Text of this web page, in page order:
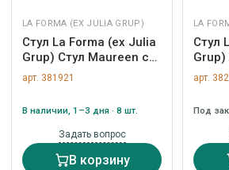
LA FORMA (ЕХ JULIA GRUP)
Стул La Forma (ех Julia
Grup) Стул Maureen со
шпоном ореха и
металлом в черной
арт. 381921
В наличии, 1–3 дня · 8 шт.
Задать вопрос
В корзину
LA
Стул
Grup)
арт.
арт.
Под